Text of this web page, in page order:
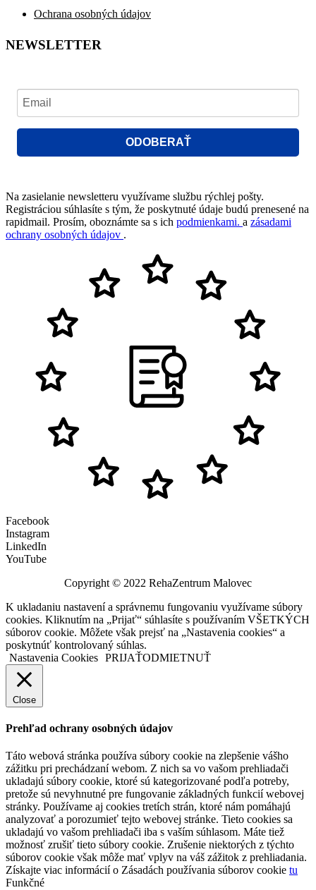
Ochrana osobných údajov
NEWSLETTER
ODOBERAŤ
Na zasielanie newsletteru využívame službu rýchlej pošty.
Registráciou súhlasíte s tým, že poskytnuté údaje budú prenesené na
rapidmail. Prosím, oboznámte sa s ich podmienkami. a zásadami
ochrany osobných údajov .
Facebook
Instagram
LinkedIn
YouTube
Copyright © 2022 RehaZentrum Malovec
K ukladaniu nastavení a správnemu fungovaniu využívame súbory
cookies. Kliknutím na „Prijať“ súhlasíte s používaním VŠETKÝCH
súborov cookie. Môžete však prejsť na „Nastavenia cookies“ a
poskytnúť kontrolovaný súhlas.
Nastavenia Cookies PRIJAŤODMIETNUŤ
Close
Prehľad ochrany osobných údajov
Táto webová stránka používa súbory cookie na zlepšenie vášho
zážitku pri prechádzaní webom. Z nich sa vo vašom prehliadači
ukladajú súbory cookie, ktoré sú kategorizované podľa potreby,
pretože sú nevyhnutné pre fungovanie základných funkcií webovej
stránky. Používame aj cookies tretích strán, ktoré nám pomáhajú
analyzovať a porozumieť tejto webovej stránke. Tieto cookies sa
ukladajú vo vašom prehliadači iba s vaším súhlasom. Máte tiež
možnosť zrušiť tieto súbory cookie. Zrušenie niektorých z týchto
súborov cookie však môže mať vplyv na váš zážitok z prehliadania.
Získajte viac informácií o Zásadách používania súborov cookie tu
Funkčné